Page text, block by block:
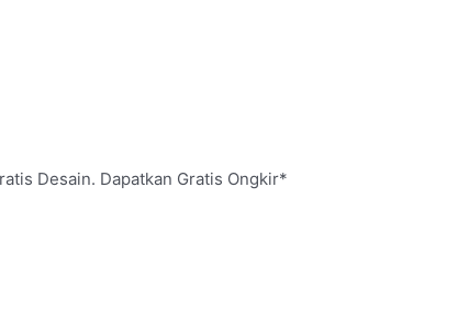
Desain. Dapatkan Gratis Ongkir*